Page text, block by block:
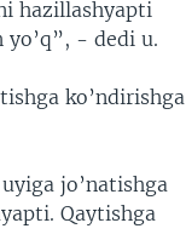
hazillashyapti
yo’q”, - dedi u.
ko’ndirishga
jo’natishga
Qaytishga